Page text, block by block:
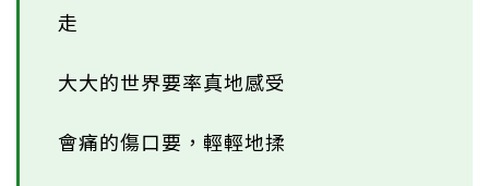
走
大大的世界要率真地感受
會痛的傷口要，輕輕地揉